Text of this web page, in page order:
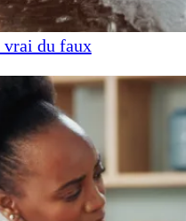
vrai du faux